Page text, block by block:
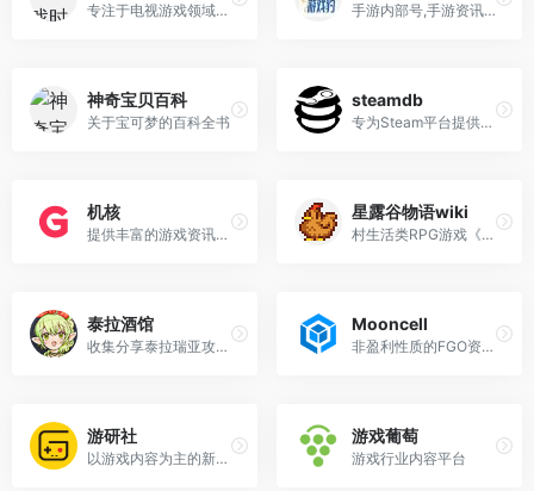
专注于电视游戏领域的知名媒体平台 手游内部号,手游资讯和攻略网站
神奇宝贝百科
关于宝可梦的百科全书
steamdb
专为Steam平台提供详尽的数据和统计信息
机核
提供丰富的游戏资讯、文章、视频等内容
星露谷物语wiki
村生活类RPG游戏《星露谷物语》的最佳百科站点
泰拉酒馆
收集分享泰拉瑞亚攻略wiki
Mooncell
非盈利性质的FGO资料Wiki网站
游研社
以游戏内容为主的新媒体
游戏葡萄
游戏行业内容平台